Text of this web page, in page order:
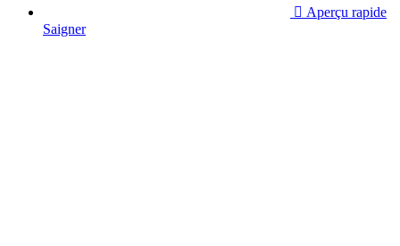
 Aperçu rapide
Saigner